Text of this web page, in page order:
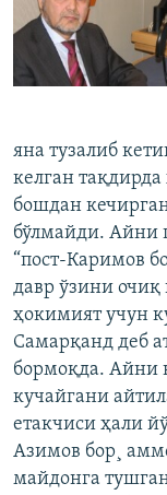
яна тузалиб
келган
бошдан
бўлмайди. Айни
“пост-Каримов
давр ўзини
ҳокимият учун
Самарқанд деб
бормоқда. Айни
кучайгани
етакчиси ҳали
Азимов бор¸
майдонга